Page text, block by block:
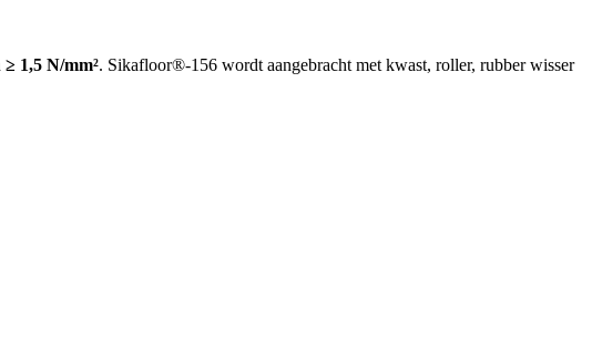
≥ 1,5 N/mm². Sikafloor®-156 wordt aangebracht met kwast, roller, rubber wisser